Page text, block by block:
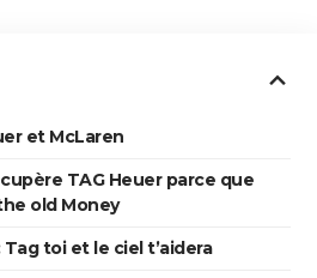
et McLaren
TAG Heuer parce que
old Money
Tag toi et le ciel t’aidera